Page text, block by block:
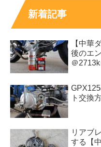
新着記事
【中華
後のエ
＠2713k
ト交換
リアブ
する【